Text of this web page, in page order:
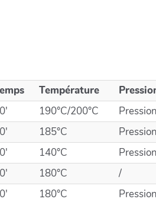
Température
190°C/200°C
185°C
140°C
180°C
/
180°C